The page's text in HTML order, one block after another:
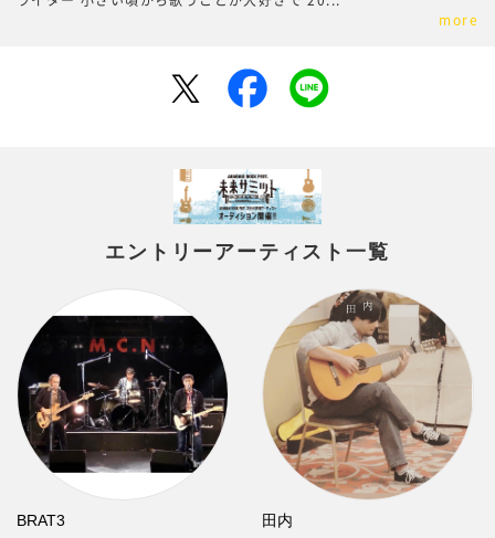
more
エントリーアーティスト一覧
BRAT3 田内